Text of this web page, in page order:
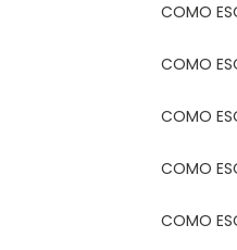
COMO
COMO
COMO
COMO
COMO